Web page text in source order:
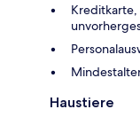
Haustiere